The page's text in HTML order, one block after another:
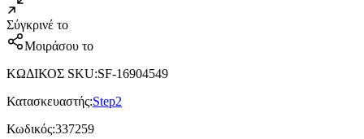
Σύγκρινέ το
Μοιράσου το
ΚΩΔΙΚΟΣ SKU:SF-16904549
Κατασκευαστής:Step2
Κωδικός:337259